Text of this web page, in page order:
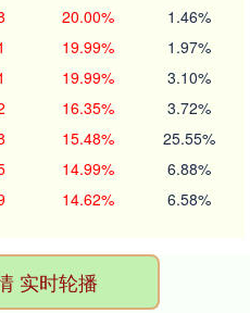
20.00% 1.46%
19.99% 1.97%
19.99% 3.10%
16.35% 3.72%
15.48% 25.55%
14.99% 6.88%
14.62% 6.58%
实时轮播